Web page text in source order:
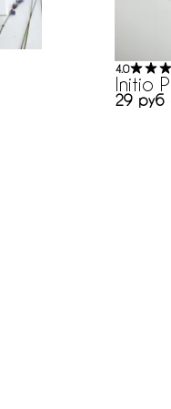
4.0
Initio
29 руб